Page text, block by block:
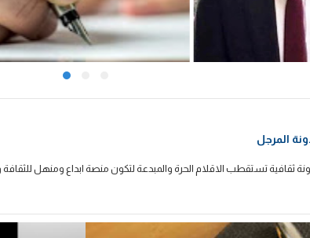
المرجل
ثقافية تستقطب الاقلام الحرة والمبدعة لتكون منصة ابداع ومنهل